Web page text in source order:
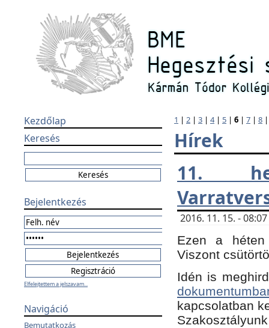
Kezdőlap
Keresés
Bejelentkezés
Elfelejtettem a jelszavam...
Navigáció
Bemutatkozás
1 | 2 | 3 | 4| 5 | 6 | 7 | 8
Hírek
11.
2016. 11. 15. -
Ezen a héten
Viszont
Idén is
kapcsolatban